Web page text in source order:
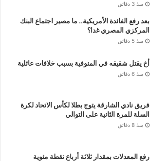
منذ 3 دقائق
بعد رفع الفائدة الأمريكية.. ما مصير اجتماع البنك
المركزي المصري غدا؟
منذ 5 دقائق
أخ يقتل شقيقه في المنوفية بسبب خلافات عائلية
منذ 6 دقائق
فريق نادي الشارقة يتوج بطلا لكأس الاتحاد لكرة
السلة للمرة الثانية على التوالي
منذ 8 دقائق
رفع المعدلات بمقدار ثلاثة أرباع نقطة مئوية